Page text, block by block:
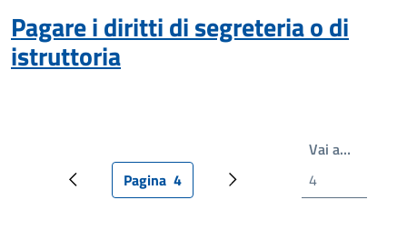
Pagare i diritti di segreteria o di
istruttoria
Pagina precedentePagina attuale
Pagina 4 Prossima pagina
Vai a…